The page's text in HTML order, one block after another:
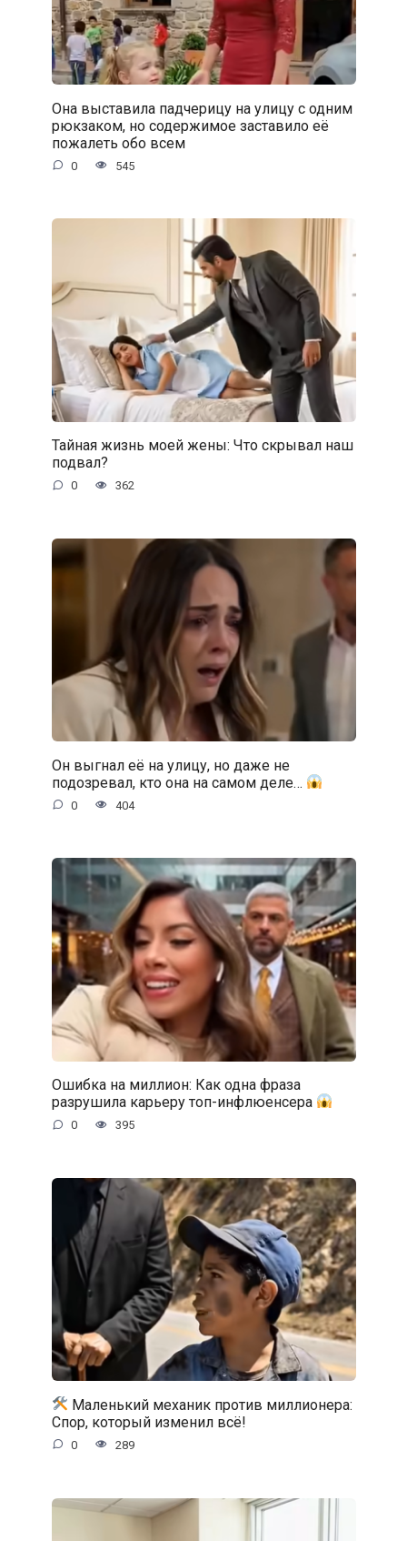
Она выставила падчерицу на улицу с одним
рюкзаком, но содержимое заставило её
пожалеть обо всем
0 545
Тайная жизнь моей жены: Что скрывал наш
подвал?
0 362
Он выгнал её на улицу, но даже не
подозревал, кто она на самом деле…
0 404
Ошибка на миллион: Как одна фраза
разрушила карьеру топ-инфлюенсера
0 395
Маленький механик против миллионера:
Спор, который изменил всё!
0 289